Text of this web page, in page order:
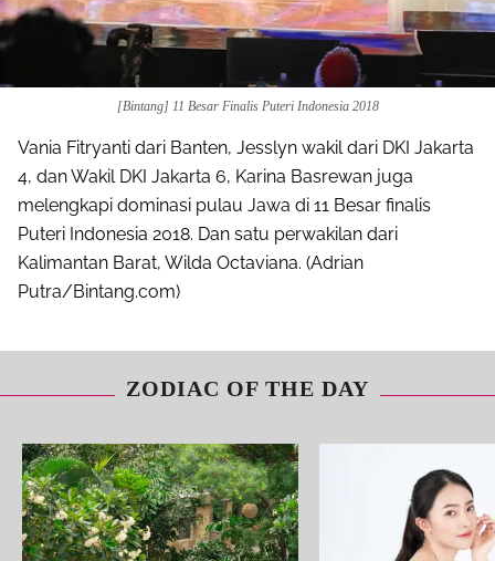
[Bintang] 11 Besar Finalis Puteri Indonesia 2018
Vania Fitryanti dari Banten, Jesslyn wakil dari DKI Jakarta
4, dan Wakil DKI Jakarta 6, Karina Basrewan juga
melengkapi dominasi pulau Jawa di 11 Besar finalis
Puteri Indonesia 2018. Dan satu perwakilan dari
Kalimantan Barat, Wilda Octaviana. (Adrian
Putra/Bintang.com)
ZODIAC OF THE DAY